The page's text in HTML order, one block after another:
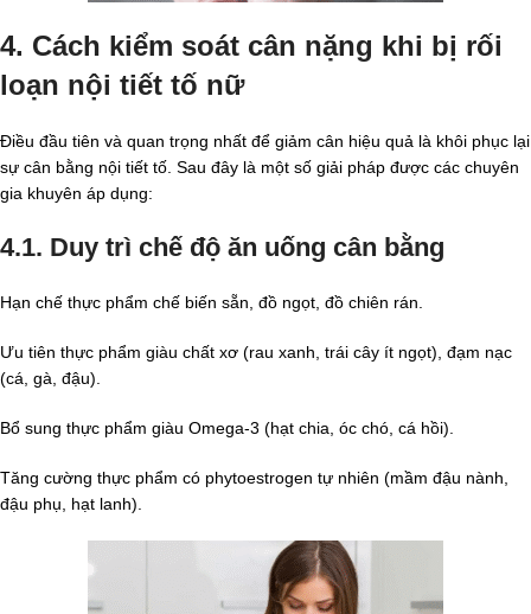
4. Cách kiểm soát cân nặng khi bị rối
loạn nội tiết tố nữ
Điều đầu tiên và quan trọng nhất để giảm cân hiệu quả là khôi phục lại
sự cân bằng nội tiết tố. Sau đây là một số giải pháp được các chuyên
gia khuyên áp dụng:
4.1. Duy trì chế độ ăn uống cân bằng
Hạn chế thực phẩm chế biến sẵn, đồ ngọt, đồ chiên rán.
Ưu tiên thực phẩm giàu chất xơ (rau xanh, trái cây ít ngọt), đạm nạc
(cá, gà, đậu).
Bổ sung thực phẩm giàu Omega-3 (hạt chia, óc chó, cá hồi).
Tăng cường thực phẩm có phytoestrogen tự nhiên (mầm đậu nành,
đậu phụ, hạt lanh).